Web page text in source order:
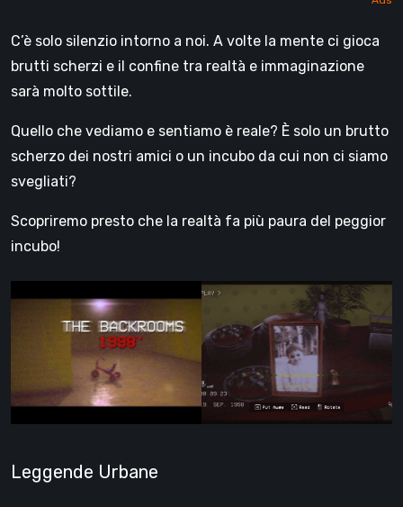
C’è solo silenzio intorno a noi. A volte la mente ci gioca
brutti scherzi e il confine tra realtà e immaginazione
sarà molto sottile.
Quello che vediamo e sentiamo è reale? È solo un brutto
scherzo dei nostri amici o un incubo da cui non ci siamo
svegliati?
Scopriremo presto che la realtà fa più paura del peggior
incubo!
Leggende Urbane